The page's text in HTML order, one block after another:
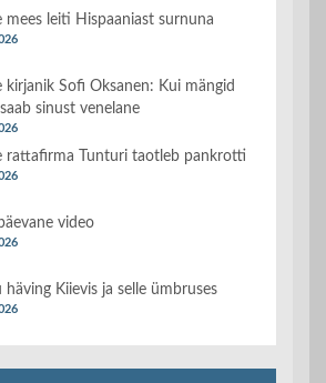
mees leiti Hispaaniast surnuna
kirjanik Sofi Oksanen: Kui mängid
sinust venelane
rattafirma Tunturi taotleb pankrotti
video
häving Kiievis ja selle ümbruses